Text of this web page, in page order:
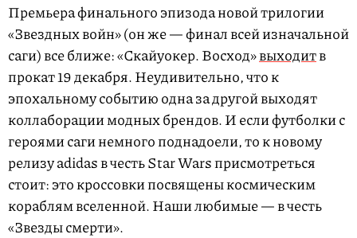
Премьера финального эпизода новой трилогии
«Звездных войн» (он же — финал всей изначальной
саги) все ближе: «Скайуокер. Восход»выходитв
прокат 19 декабря. Неудивительно, что к
эпохальному событию одна за другой выходят
коллаборации модных брендов. И если футболки с
героями саги немного поднадоели, то к новому
релизу adidas в честь Star Wars присмотреться
стоит: это кроссовки посвящены космическим
кораблям вселенной. Наши любимые — в честь
«Звезды смерти».